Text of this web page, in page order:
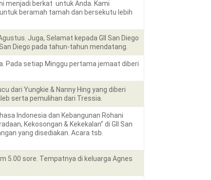
menjadi berkat untuk Anda. Kami
beramah tamah dan bersekutu lebih
Juga, Selamat kepada GII San Diego
Diego pada tahun-tahun mendatang.
Pada setiap Minggu pertama jemaat diberi
dari Yungkie & Nanny Hing yang diberi
serta pemulihan dari Tressia.
Indonesia dan Kebangunan Rohani
Kekosongan & Kekekalan” di GII San
yang disediakan. Acara tsb.
5.00 sore. Tempatnya di keluarga Agnes